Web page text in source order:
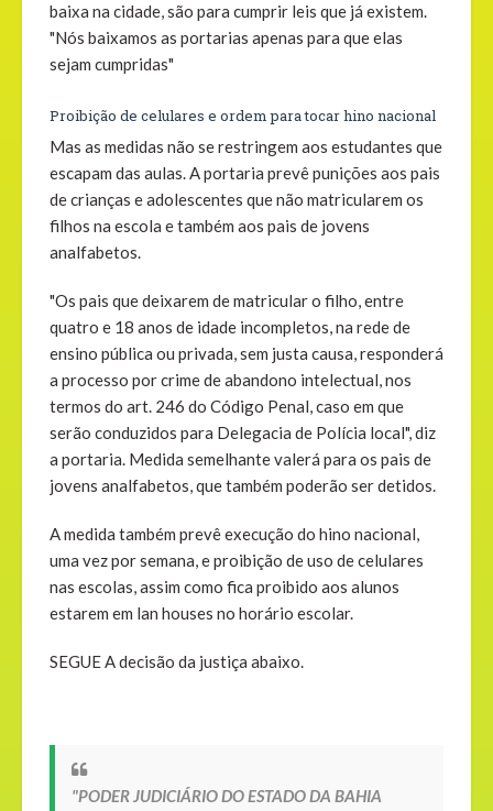
baixa na cidade, são para cumprir leis que já existem.
"Nós baixamos as portarias apenas para que elas
sejam cumpridas"
Proibição de celulares e ordem para tocar hino nacional
Mas as medidas não se restringem aos estudantes que
escapam das aulas. A portaria prevê punições aos pais
de crianças e adolescentes que não matricularem os
filhos na escola e também aos pais de jovens
analfabetos.
"Os pais que deixarem de matricular o filho, entre
quatro e 18 anos de idade incompletos, na rede de
ensino pública ou privada, sem justa causa, responderá
a processo por crime de abandono intelectual, nos
termos do art. 246 do Código Penal, caso em que
serão conduzidos para Delegacia de Polícia local", diz
a portaria. Medida semelhante valerá para os pais de
jovens analfabetos, que também poderão ser detidos.
A medida também prevê execução do hino nacional,
uma vez por semana, e proibição de uso de celulares
nas escolas, assim como fica proibido aos alunos
estarem em lan houses no horário escolar.
SEGUE A decisão da justiça abaixo.
"PODER JUDICIÁRIO DO ESTADO DA BAHIA